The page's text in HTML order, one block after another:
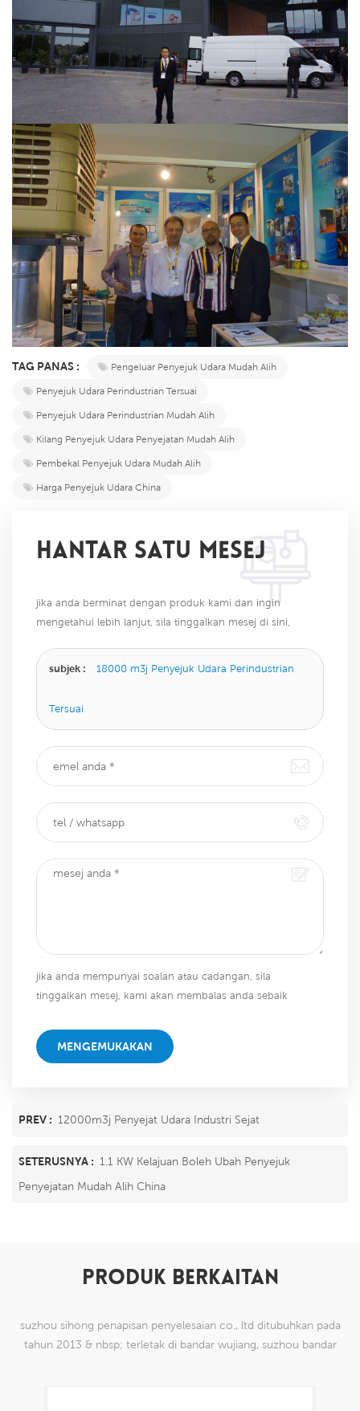
TAG PANAS :
Pengeluar Penyejuk Udara Mudah Alih
Penyejuk Udara Perindustrian Tersuai
Penyejuk Udara Perindustrian Mudah Alih
Kilang Penyejuk Udara Penyejatan Mudah Alih
Pembekal Penyejuk Udara Mudah Alih
Harga Penyejuk Udara China
HANTAR SATU MESEJ
jika anda berminat dengan produk kami dan ingin
mengetahui lebih lanjut, sila tinggalkan mesej di sini,
subjek : 18000 m3j Penyejuk Udara Perindustrian
Tersuai
jika anda mempunyai soalan atau cadangan, sila
tinggalkan mesej, kami akan membalas anda sebaik
MENGEMUKAKAN
PREV : 12000m3j Penyejat Udara Industri Sejat
SETERUSNYA : 1.1 KW Kelajuan Boleh Ubah Penyejuk
Penyejatan Mudah Alih China
PRODUK BERKAITAN
suzhou sihong penapisan penyelesaian co., ltd ditubuhkan pada
tahun 2013 & nbsp; terletak di bandar wujiang, suzhou bandar